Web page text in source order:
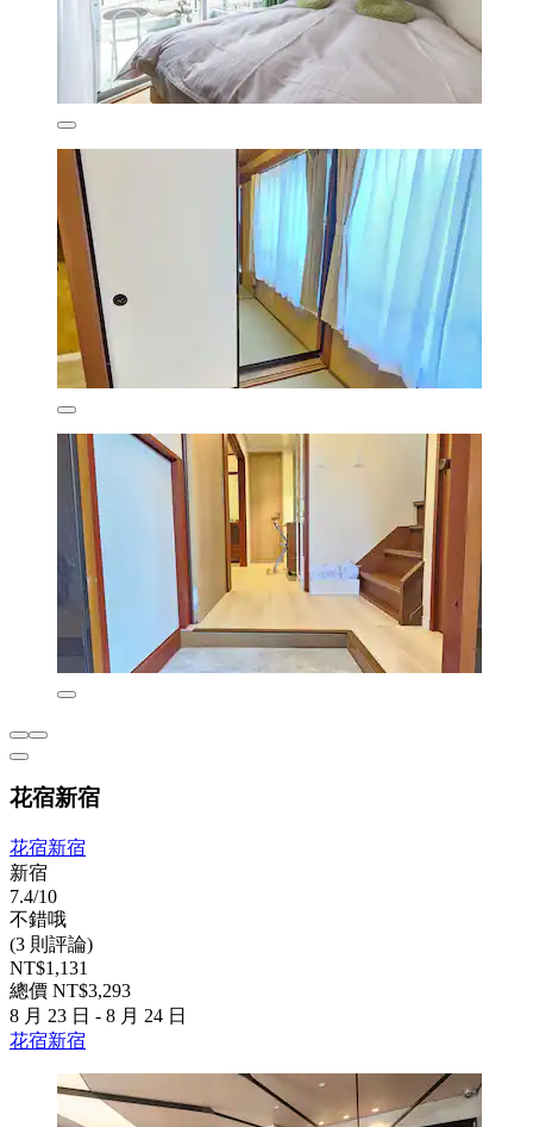
花宿新宿
花宿新宿
新宿
7.4/10
不錯哦
(3 則評論)
NT$1,131
總價 NT$3,293
8 月 23 日 - 8 月 24 日
花宿新宿